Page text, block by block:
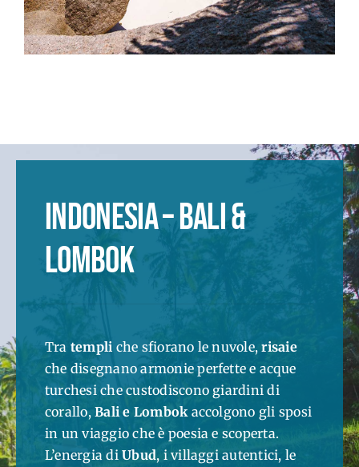
INDONESIA – BALI &
LOMBOK
Tra templi che sfiorano le nuvole,risaie
che disegnano armonie perfette e acque
turchesi che custodiscono giardini di
corallo,Bali e Lombokaccolgono gli sposi
in un viaggio che è poesia e scoperta.
L’energia diUbud, i villaggi autentici, le